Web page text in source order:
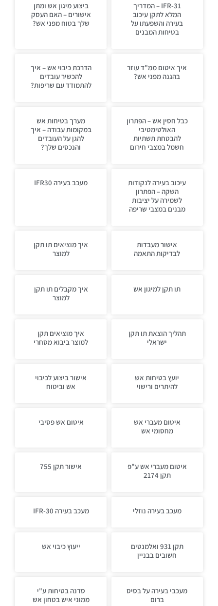
IFR-31 – המדריך
המלא לתקן עיכוב
בעירה והשפעתו על
בטיחות המבנים
ביצוע מיגון אש ומתן
אישורים – האם העסק
שלך בטוח מפני אש?
איך איטום ממ"ד עוזר
בהגנה מפני אש?
הדרכת כיבוי אש – איך
להכשיר עובדים
להתמודד עם שריפות?
כבל חסין אש – הפתרון
האולטימטיבי
להבטחת תשתיות
חשמל במצבי חירום
מערך בטיחות אש
במקומות עבודה – איך
להגן על העובדים
והנכסים שלך?
עיכוב בעירה לנקודות
השקה – הפתרון
לשמירה על יציבות
מבנים במצבי שריפה
מעכב בעירה IFR30
אישור מעבדות
לבדיקות התאמה
איך מוציאים תו תקן
למוצר
תו תקן למיגון אש
איך מקבלים תו תקן
למוצר
תהליך הוצאת תו תקן
ישראלי
איך מוציאים תקן
למוצר ביבוא מסחרי
יועץ בטיחות אש
להיתרים ורישוי
אישור ביצוע לכיבוי
אש וביטוח
איטום מעברי אש
מחסומי אש
איטום אש פסיבי
איטום מעברי אש ע"פ
תקן 2174
אישור תקן 755
מעכב בעירה נוזלי מעכב בעירה IFR-30
תקן 931 ואלמנטים
חשובים בבניין
ייעוץ כיבוי אש
מעכבי בעירה על בסיס
ברום
סדנה בטיחות ע"י
ממוני איש בטחון אש